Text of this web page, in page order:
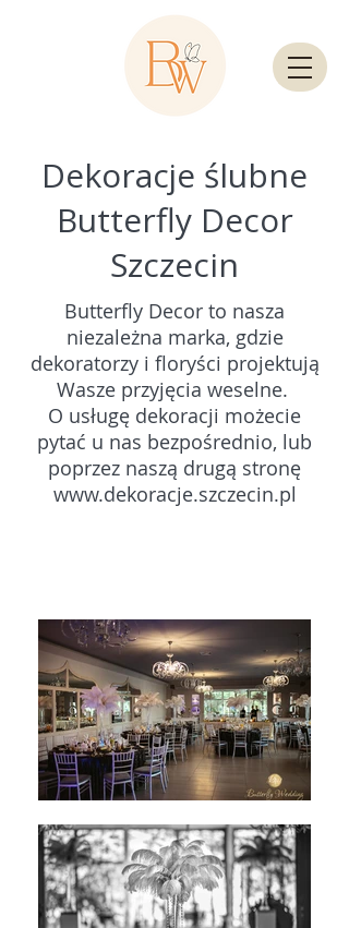
Dekoracje ślubne
Butterfly Decor
Szczecin
Butterfly Decor to nasza
niezależna marka, gdzie
dekoratorzy i floryści projektują
Wasze przyjęcia weselne.
O usługę dekoracji możecie
pytać u nas bezpośrednio, lub
poprzez naszą drugą stronę
www.dekoracje.szczecin.pl